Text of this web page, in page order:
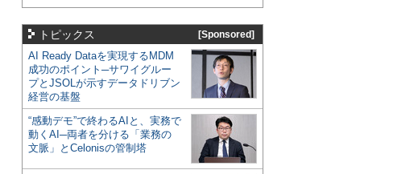
トピックス [Sponsored]
AI Ready Dataを実現するMDM
成功のポイント─サワイグルー
プとJSOLが示すデータドリブン
経営の基盤
“感動デモ”で終わるAIと、実務で
動くAI─両者を分ける「業務の
文脈」とCelonisの管制塔